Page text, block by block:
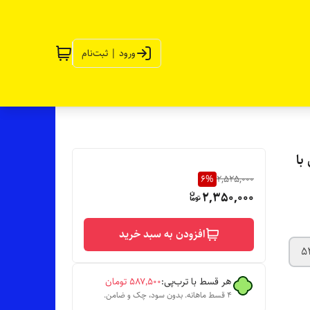
ورود | ثبت‌نام
2,525,000
6%
2,350,000
افزودن به سبد خرید
هر قسط با ترب‌پی:۵۸۷٬۵۰۰ تومان
۴ قسط ماهانه. بدون سود، چک و ضامن.